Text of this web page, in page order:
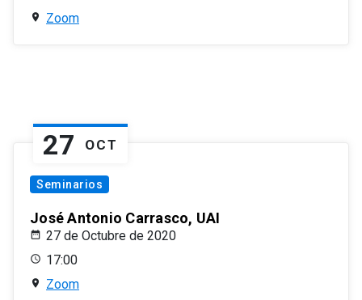
Zoom
27 OCT
Seminarios
José Antonio Carrasco, UAI
27 de Octubre de 2020
17:00
Zoom